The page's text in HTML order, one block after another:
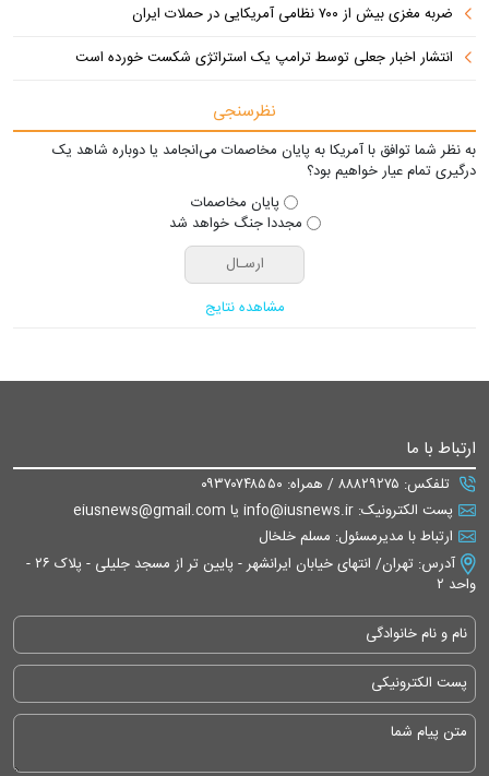
ضربه مغزی بیش از ۷۰۰ نظامی آمریکایی در حملات ایران
انتشار اخبار جعلی توسط ترامپ یک استراتژی شکست خورده است
نظرسنجی
به نظر شما توافق با آمریکا به پایان مخاصمات می‌انجامد یا دوباره شاهد یک
درگیری تمام عیار خواهیم بود؟
پایان مخاصمات
مجددا جنگ خواهد شد
مشاهده نتایج
ارتباط با ما
تلفکس: ۸۸۸۲۹۲۷۵ / همراه: ۰۹۳۷۰۷۴۸۵۵۰
پست الکترونیک: info@iusnews.ir یا eiusnews@gmail.com
ارتباط با مدیرمسئول: مسلم خلخال
آدرس: تهران/ انتهای خیابان ایرانشهر - پایین تر از مسجد جلیلی - پلاک ۲۶ -
واحد ۲